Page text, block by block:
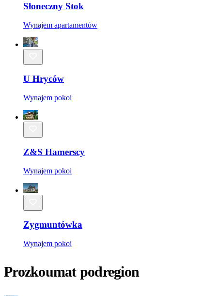
Słoneczny Stok
Wynajem apartamentów
U Hryców
Wynajem pokoi
Z&S Hamerscy
Wynajem pokoi
Zygmuntówka
Wynajem pokoi
Prozkoumat podregion